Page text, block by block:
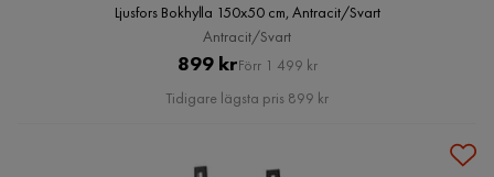
Ljusfors Bokhylla 150x50 cm, Antracit/Svart
Antracit/Svart
Pris
899 kr Original
Pris
Förr 1 499 kr
Tidigare lägsta pris 899 kr